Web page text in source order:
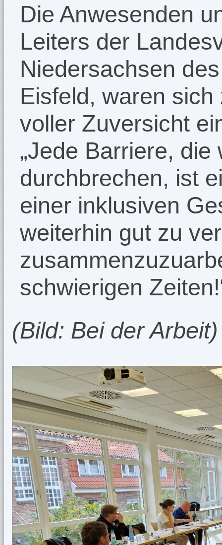
Die Anwesenden
Leiters der
Niedersachsen
Eisfeld, waren
voller Zuversicht
„Jede Barriere, die
durchbrechen, ist
einer inklusiven
weiterhin gut zu
schwierigen
(Bild: Bei der Arbeit)